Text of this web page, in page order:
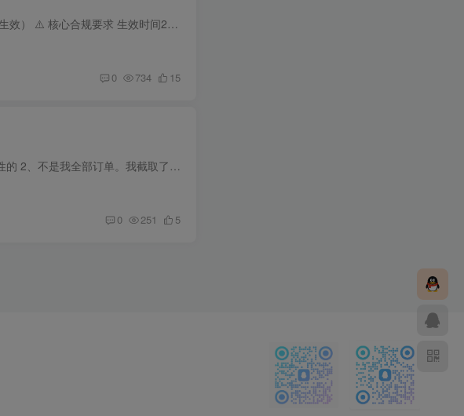
《欧盟电池法规》EPR资质注册指南 依据欧盟最新政策要求整理（截至2025年6月生效） ⚠️ 核心合规要求 生效时间2025年8月18日起强制实施，违规后果包括： 电商平台下架（亚马逊、Temu等） 最高...
0 734 15
1、首先我全部走的是平台单号。 没有走第三方单号；所以这份价格是有一定代表性的 2、不是我全部订单。我截取了一个时间段的。 下面我给大家分别解答下这些快递公司，运费等各种情况 USPS 是美...
0 251 5